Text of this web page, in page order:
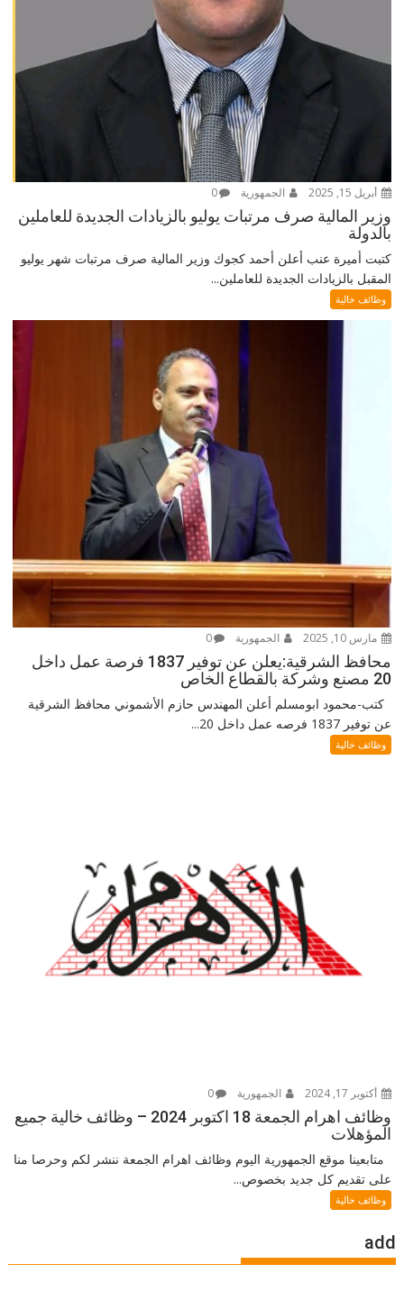
أبريل 15, 2025 الجمهورية 0
وزير المالية صرف مرتبات يوليو بالزيادات الجديدة للعاملين
بالدولة
كتبت أميرة عنب أعلن أحمد كجوك وزير المالية صرف مرتبات شهر يوليو
المقبل بالزيادات الجديدة للعاملين...
وظائف خالية
مارس 10, 2025 الجمهورية 0
محافظ الشرقية:يعلن عن توفير 1837 فرصة عمل داخل
20 مصنع وشركة بالقطاع الخاص
كتب-محمود ابومسلم أعلن المهندس حازم الأشموني محافظ الشرقية
عن توفير 1837 فرصه عمل داخل 20...
وظائف خالية
أكتوبر 17, 2024 الجمهورية 0
وظائف اهرام الجمعة 18 اكتوبر 2024 – وظائف خالية جميع
المؤهلات
متابعينا موقع الجمهورية اليوم وظائف اهرام الجمعة ننشر لكم وحرصا منا
على تقديم كل جديد بخصوص...
وظائف خالية
add